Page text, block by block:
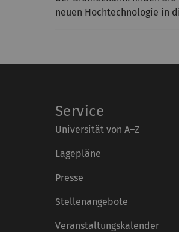
neuen Hochtechnologie in
Service
Universität von A–Z
Lagepläne
Presse
Stellenangebote
Veranstaltungskalender